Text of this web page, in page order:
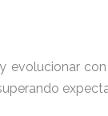
evolucionar